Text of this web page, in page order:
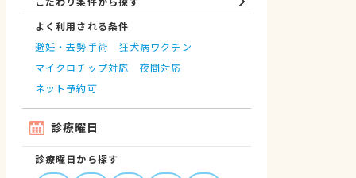
よく利用される条件
避妊・去勢手術
狂犬病ワクチン
マイクロチップ対応
夜間対応
ネット予約可
診療曜日
診療曜日から探す